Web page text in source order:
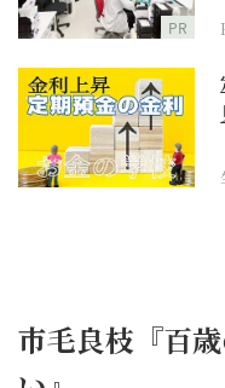
PR
市毛良枝『百